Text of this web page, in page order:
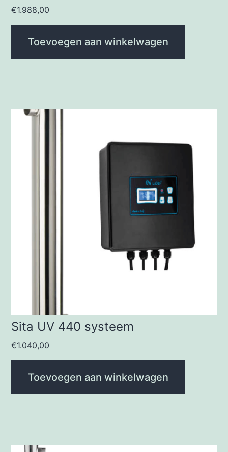
€1.988,00
Toevoegen aan winkelwagen
Sita UV 440 systeem
€1.040,00
Toevoegen aan winkelwagen